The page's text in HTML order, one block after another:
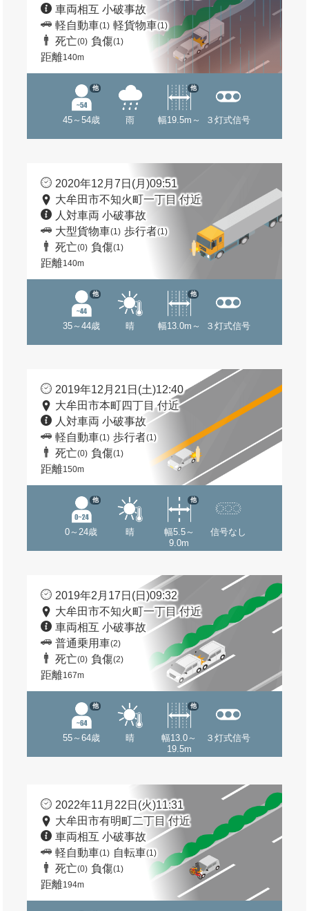
車両相互 小破事故
軽自動車(1) 軽貨物車(1)
死亡(0) 負傷(1)
距離140m
45～54歳
他
雨 幅19.5m～
他
３灯式信号
2020年12月7日(月)09:51
大牟田市不知火町一丁目 付近
人対車両 小破事故
大型貨物車(1) 歩行者(1)
死亡(0) 負傷(1)
距離140m
35～44歳
他
晴 幅13.0m～
他
３灯式信号
2019年12月21日(土)12:40
大牟田市本町四丁目 付近
人対車両 小破事故
軽自動車(1) 歩行者(1)
死亡(0) 負傷(1)
距離150m
0～24歳
他
晴
幅5.5～
9.0m
他
信号なし
2019年2月17日(日)09:32
大牟田市不知火町一丁目 付近
車両相互 小破事故
普通乗用車(2)
死亡(0) 負傷(2)
距離167m
55～64歳
他
晴
幅13.0～
19.5m
他
３灯式信号
2022年11月22日(火)11:31
大牟田市有明町二丁目 付近
車両相互 小破事故
軽自動車(1) 自転車(1)
死亡(0) 負傷(1)
距離194m